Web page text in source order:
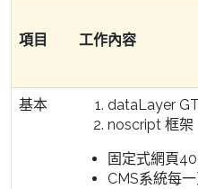
項目 工作內容
基本
dataLayer
noscript 框架
固定式網頁
CMS系統每